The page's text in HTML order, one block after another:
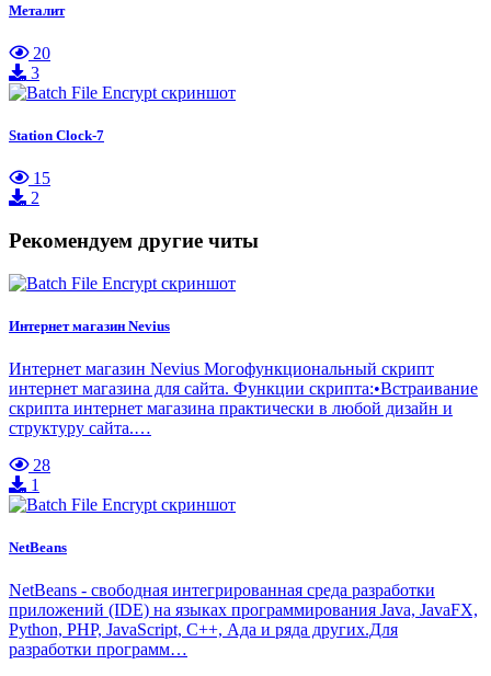
Металит
20
3
Station Clock-7
15
2
Рекомендуем другие читы
Интернет магазин Nevius
Интернет магазин Nevius Могофункциональный скрипт
интернет магазина для сайта. Функции скрипта:•Встраивание
скрипта интернет магазина практически в любой дизайн и
структуру сайта.…
28
1
NetBeans
NetBeans - свободная интегрированная среда разработки
приложений (IDE) на языках программирования Java, JavaFX,
Python, PHP, JavaScript, C++, Ада и ряда других.Для
разработки программ…